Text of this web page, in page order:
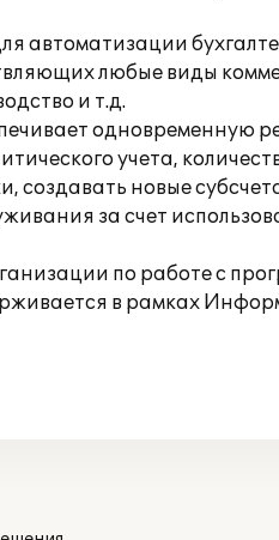
любые виды
и т.д.
одновременную
учета,
создавать новые
за счет
по работе с
в рамках